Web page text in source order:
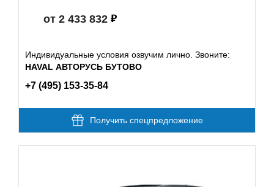
от 2 433 832
Индивидуальные условия озвучим лично. Звоните:
HAVAL АВТОРУСЬ БУТОВО
+7 (495) 153-35-84
Получить спецпредложение